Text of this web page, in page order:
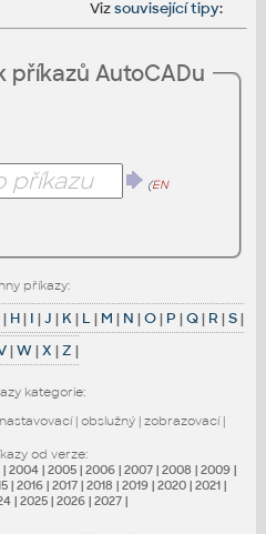
Vizsouvisející tipy:
příkazů AutoCADu
(EN
příkazy:
| H| I |J | K| L | M | N |O| P |Q| R |S|
|W|X |Z |
kategorie:
nastavovací| obslužný| zobrazovací|
od verze:
| 2004 | 2005 | 2006 | 2007 | 2008 | 2009 |
| 2016 | 2017 | 2018 | 2019 | 2020 | 2021 |
| 2025 | 2026 | 2027 |